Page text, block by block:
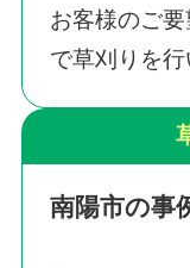
お客様のご
で草刈りを行
南陽市の事